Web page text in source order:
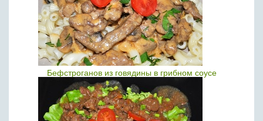
Бефстроганов из говядины в грибном соусе